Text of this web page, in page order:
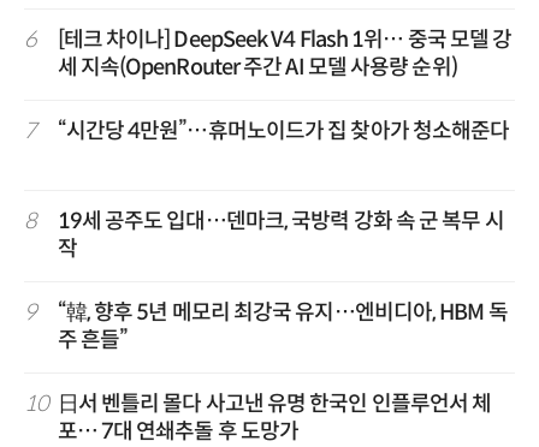
6
[테크 차이나] DeepSeek V4 Flash 1위… 중국 모델 강
세 지속(OpenRouter 주간 AI 모델 사용량 순위)
7 “시간당 4만원”…휴머노이드가 집 찾아가 청소해준다
8
19세 공주도 입대…덴마크, 국방력 강화 속 군 복무 시
작
9
“韓, 향후 5년 메모리 최강국 유지…엔비디아, HBM 독
주 흔들”
10 日서 벤틀리 몰다 사고낸 유명 한국인 인플루언서 체
포… 7대 연쇄추돌 후 도망가